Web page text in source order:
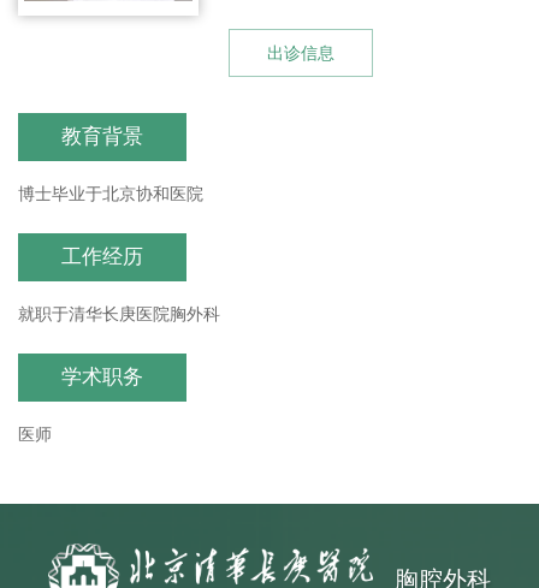
出诊信息
教育背景
博士毕业于北京协和医院
工作经历
就职于清华长庚医院胸外科
学术职务
医师
胸腔外科